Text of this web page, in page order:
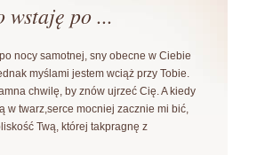
wstaję po ...
nocy samotnej, sny obecne w Ciebie
myślami jestem wciąż przy Tobie.
chwilę, by znów ujrzeć Cię. A kiedy
w twarz,serce mocniej zacznie mi bić,
Twą, której takpragnę z